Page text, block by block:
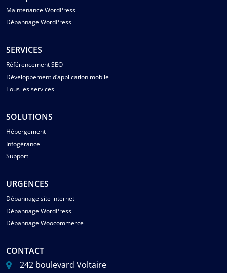
Maintenance WordPress
Dépannage WordPress
SERVICES
Référencement SEO
Développement d’application mobile
Tous les services
SOLUTIONS
Hébergement
Infogérance
Support
URGENCES
Dépannage site internet
Dépannage WordPress
Dépannage Woocommerce
CONTACT
242 boulevard Voltaire